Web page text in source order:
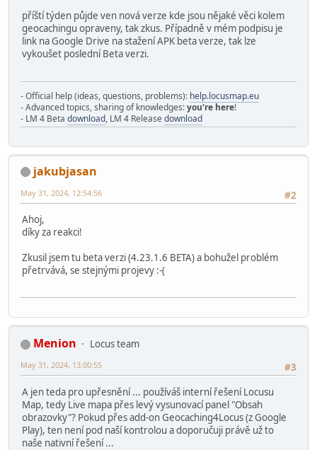
příští týden půjde ven nová verze kde jsou nějaké věci kolem
geocachingu opraveny, tak zkus. Případně v mém podpisu je
link na Google Drive na stažení APK beta verze, tak lze
vykoušet poslední Beta verzi.
- Official help (ideas, questions, problems): help.locusmap.eu
- Advanced topics, sharing of knowledges:you're here!
- LM 4 Beta download, LM 4 Release download
jakubjasan
#2
May 31, 2024, 12:54:56
Ahoj,
díky za reakci!
Zkusil jsem tu beta verzi (4.23.1.6 BETA) a bohužel problém
přetrvává, se stejnými projevy :-(
Menion
Locus team
#3
May 31, 2024, 13:00:55
A jen teda pro upřesnění ... používáš interní řešení Locusu
Map, tedy Live mapa přes levý vysunovací panel "Obsah
obrazovky"? Pokud přes add-on Geocaching4Locus (z Google
Play), ten není pod naší kontrolou a doporučuji právě už to
naše nativní řešení ...